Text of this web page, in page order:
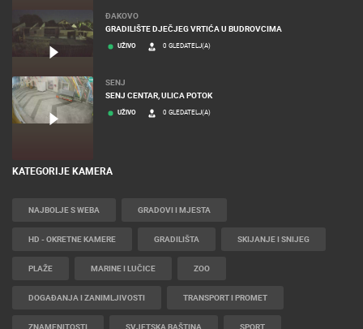
ĐAKOVO
GRADILIŠTE DJEČJEG VRTIĆA U BUDROVCIMA
UŽIVO 0 GLEDATELJ(A)
SENJ
SENJ CENTAR, ULICA POTOK
UŽIVO 0 GLEDATELJ(A)
KATEGORIJE KAMERA
NAJBOLJE S WEBA GRADOVI I MJESTA
HD - OKRETNE KAMERE GRADILIŠTA SKIJANJE I SNIJEG
PLAŽE MARINE I LUČICE ZOO
DOGAĐANJA I ZANIMLJIVOSTI TRANSPORT I PROMET